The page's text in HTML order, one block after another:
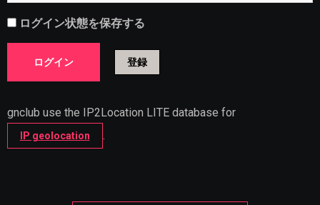
ログイン状態を保存する
登録
gnclub use the IP2Location LITE database for
IP geolocation .